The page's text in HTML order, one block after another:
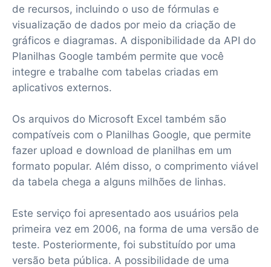
de recursos, incluindo o uso de fórmulas e
visualização de dados por meio da criação de
gráficos e diagramas. A disponibilidade da API do
Planilhas Google também permite que você
integre e trabalhe com tabelas criadas em
aplicativos externos.
Os arquivos do Microsoft Excel também são
compatíveis com o Planilhas Google, que permite
fazer upload e download de planilhas em um
formato popular. Além disso, o comprimento viável
da tabela chega a alguns milhões de linhas.
Este serviço foi apresentado aos usuários pela
primeira vez em 2006, na forma de uma versão de
teste. Posteriormente, foi substituído por uma
versão beta pública. A possibilidade de uma